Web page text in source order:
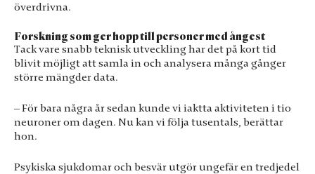
överdrivna.
Forskning som ger hopp till personer med ångest
Tack vare snabb teknisk utveckling har det på kort tid
blivit möjligt att samla in och analysera många gånger
större mängder data.
– För bara några år sedan kunde vi iaktta aktiviteten i tio
neuroner om dagen. Nu kan vi följa tusentals, berättar
hon.
Psykiska sjukdomar och besvär utgör ungefär en tredjedel